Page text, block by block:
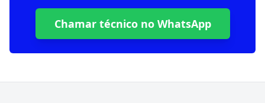
Chamar técnico no WhatsApp